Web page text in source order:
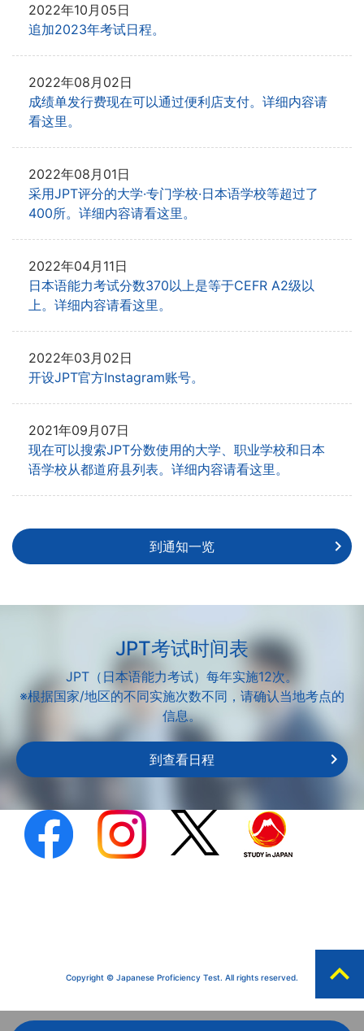
2022年10月05日
追加2023年考试日程。
2022年08月02日
成绩单发行费现在可以通过便利店支付。详细内容请
看这里。
2022年08月01日
采用JPT评分的大学·专门学校·日本语学校等超过了
400所。详细内容请看这里。
2022年04月11日
日本语能力考试分数370以上是等于CEFR A2级以
上。详细内容请看这里。
2022年03月02日
开设JPT官方Instagram账号。
2021年09月07日
现在可以搜索JPT分数使用的大学、职业学校和日本
语学校从都道府县列表。详细内容请看这里。
到通知一览
JPT考试时间表
JPT（日本语能力考试）每年实施12次。
※根据国家/地区的不同实施次数不同，请确认当地考点的
信息。
到查看日程
Copyright © Japanese Proficiency Test. All rights reserved. expand_less